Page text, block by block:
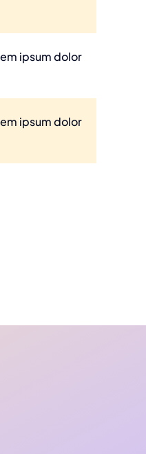
ipsum dolor
ipsum dolor